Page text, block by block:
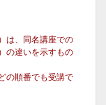
は、同名講座での
の違いを示すもの
の順番でも受講で